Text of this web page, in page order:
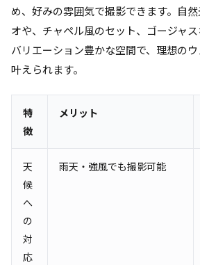
め、好みの雰囲気で撮影できます。自
オや、チャペル風のセット、ゴージャス
バリエーション豊かな空間で、理想の
叶えられます。
特
徴
メリット
天
候
へ
の
対
応
雨天・強風でも撮影可能